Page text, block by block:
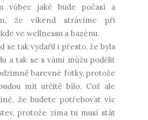
vůbec jaké bude počasí a
že víkend strávíme při
ve wellnessu a bazénu.
se tak vydařil i přesto, že byla
a tak se s vámi můžu podělit
barevné fotky, protože
mít určitě bílo. Což ale
že budete potřebovat víc
protože zima tu musí stát